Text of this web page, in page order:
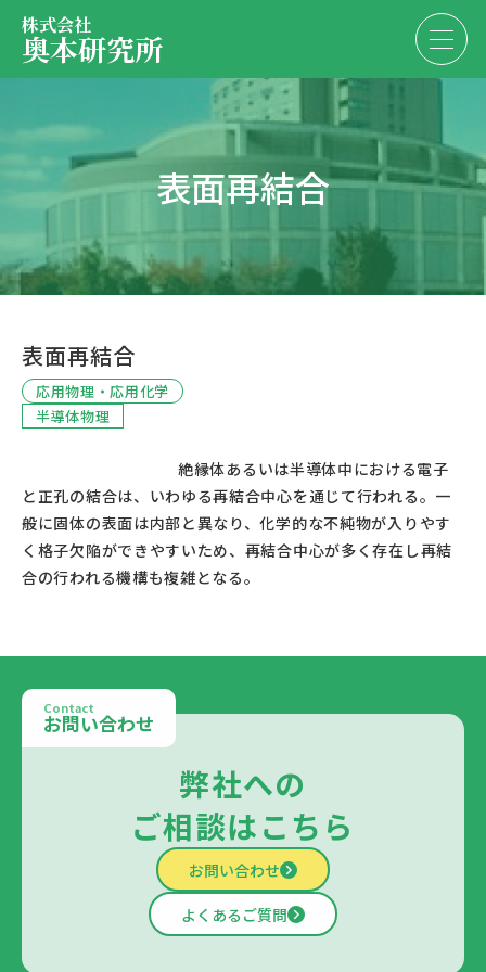
株式会社
奥本研究所
会社・決算情報
代表紹介
お問い合わせ
EN JP
お問い合わせ
表面再結合
表面再結合
応用物理・応用化学
半導体物理
と正孔の結合は、いわゆる再結合中心を通じて行われる。一
般に固体の表面は内部と異なり、化学的な不純物が入りやす
く格子欠陥ができやすいため、再結合中心が多く存在し再結
Contact
お問い合わせ
弊社への
ご相談はこちら
お問い合わせ
よくあるご質問